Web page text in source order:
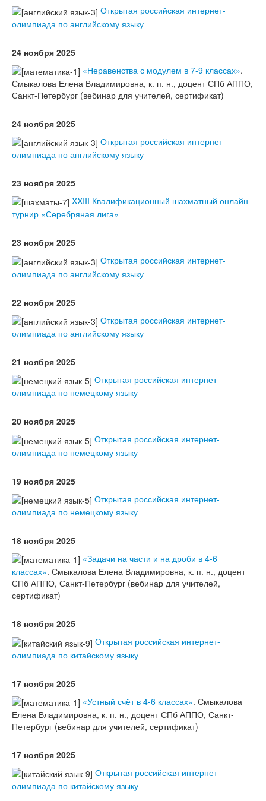
Открытая российская интернет-
олимпиада по английскому языку
24 ноября 2025
«Неравенства с модулем в 7-9 классах».
Смыкалова Елена Владимировна, к. п. н., доцент СПб АППО,
Санкт-Петербург (вебинар для учителей, сертификат)
24 ноября 2025
Открытая российская интернет-
олимпиада по английскому языку
23 ноября 2025
XXIII Квалификационный шахматный онлайн-
турнир «Серебряная лига»
23 ноября 2025
Открытая российская интернет-
олимпиада по английскому языку
22 ноября 2025
Открытая российская интернет-
олимпиада по английскому языку
21 ноября 2025
Открытая российская интернет-
олимпиада по немецкому языку
20 ноября 2025
Открытая российская интернет-
олимпиада по немецкому языку
19 ноября 2025
Открытая российская интернет-
олимпиада по немецкому языку
18 ноября 2025
«Задачи на части и на дроби в 4-6
классах». Смыкалова Елена Владимировна, к. п. н., доцент
СПб АППО, Санкт-Петербург (вебинар для учителей,
сертификат)
18 ноября 2025
Открытая российская интернет-
олимпиада по китайскому языку
17 ноября 2025
«Устный счёт в 4-6 классах». Смыкалова
Елена Владимировна, к. п. н., доцент СПб АППО, Санкт-
Петербург (вебинар для учителей, сертификат)
17 ноября 2025
Открытая российская интернет-
олимпиада по китайскому языку